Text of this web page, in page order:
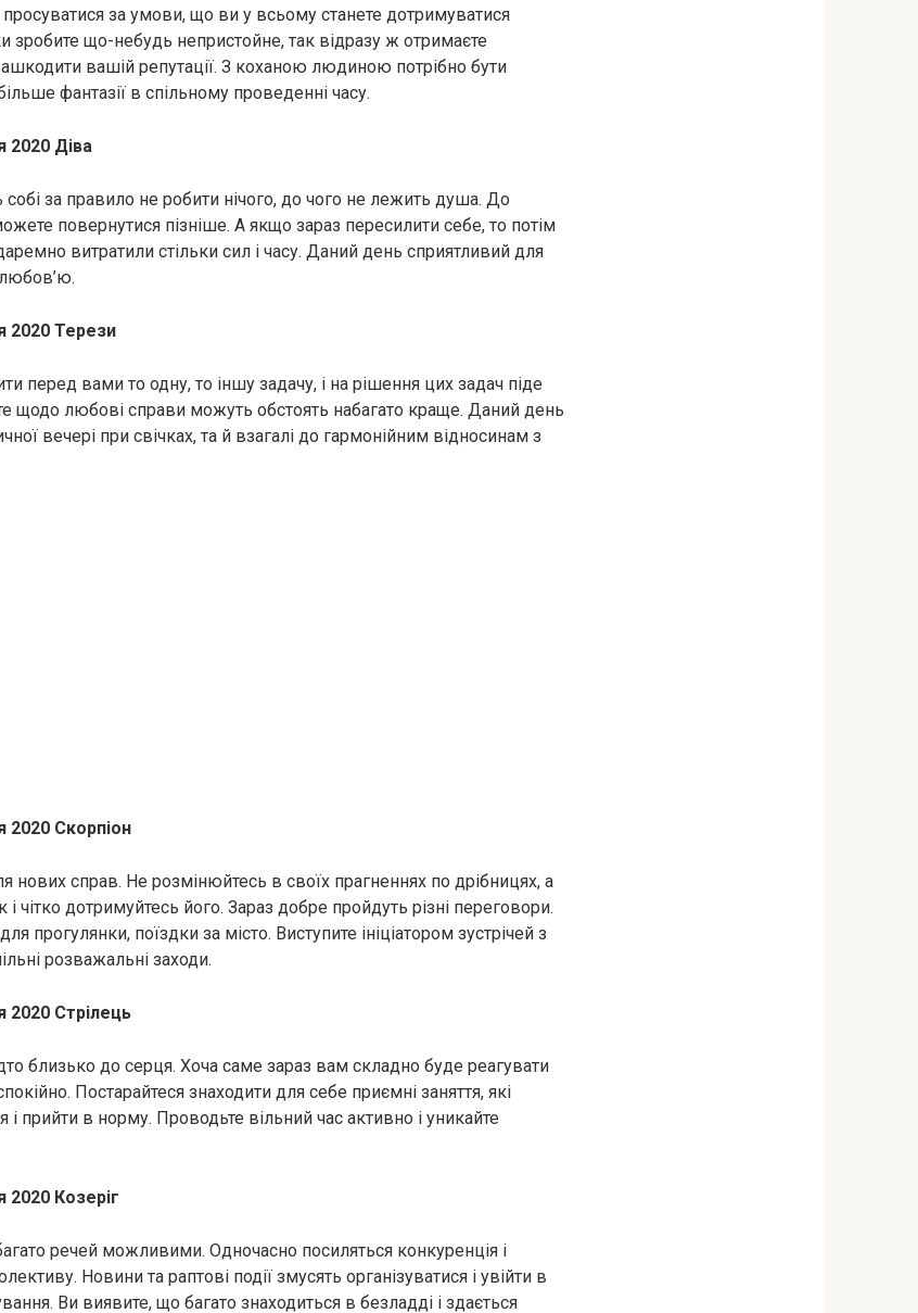
за умови, що ви у всьому станете дотримуватися
зробите що-небудь непристойне, так відразу ж отримаєте
вашій репутації. З коханою людиною потрібно бути
фантазії в спільному проведенні часу.
2020 Діва
собі за правило не робити нічого, до чого не лежить душа. До
повернутися пізніше. А якщо зараз пересилити себе, то потім
витратили стільки сил і часу. Даний день сприятливий для
2020 Терези
перед вами то одну, то іншу задачу, і на рішення цих задач піде
щодо любові справи можуть обстоять набагато краще. Даний день
вечері при свічках, та й взагалі до гармонійним відносинам з
2020 Скорпіон
нових справ. Не розмінюйтесь в своїх прагненнях по дрібницях, а
чітко дотримуйтесь його. Зараз добре пройдуть різні переговори.
прогулянки, поїздки за місто. Виступите ініціатором зустрічей з
розважальні заходи.
2020 Стрілець
близько до серця. Хоча саме зараз вам складно буде реагувати
Постарайтеся знаходити для себе приємні заняття, які
і прийти в норму. Проводьте вільний час активно і уникайте
Козеріг
речей можливими. Одночасно посиляться конкуренція і
Новини та раптові події змусять організуватися і увійти в
Ви виявите, що багато знаходиться в безладді і здається